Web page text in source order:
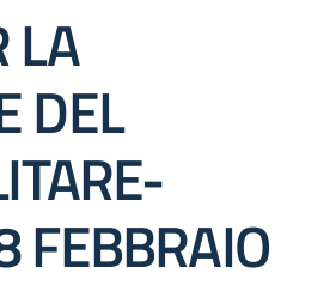
LA
DEL
FEBBRAIO